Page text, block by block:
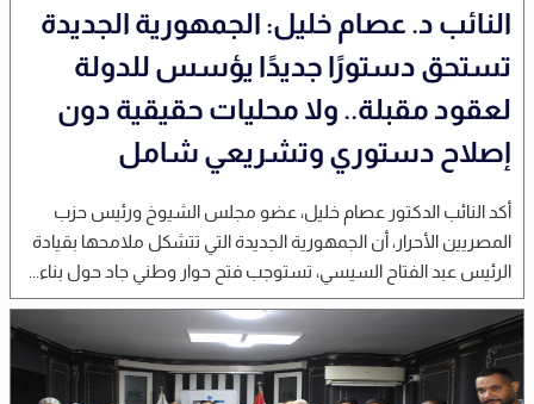
النائب د. عصام خليل: الجمهورية الجديدة
تستحق دستورًا جديدًا يؤسس للدولة
لعقود مقبلة.. ولا محليات حقيقية دون
إصلاح دستوري وتشريعي شامل
أكد النائب الدكتور عصام خليل، عضو مجلس الشيوخ ورئيس حزب
المصريين الأحرار، أن الجمهورية الجديدة التي تتشكل ملامحها بقيادة
الرئيس عبد الفتاح السيسي، تستوجب فتح حوار وطني جاد حول بناء...